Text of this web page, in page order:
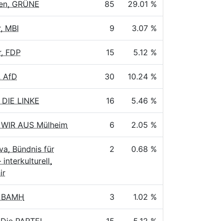
GRÜNE 85 29.01 %
MBI 9 3.07 %
FDP 15 5.12 %
AfD 30 10.24 %
LINKE 16 5.46 %
AUS Mülheim 6 2.05 %
Bündnis für
interkulturell,
2 0.68 %
3 1.02 %